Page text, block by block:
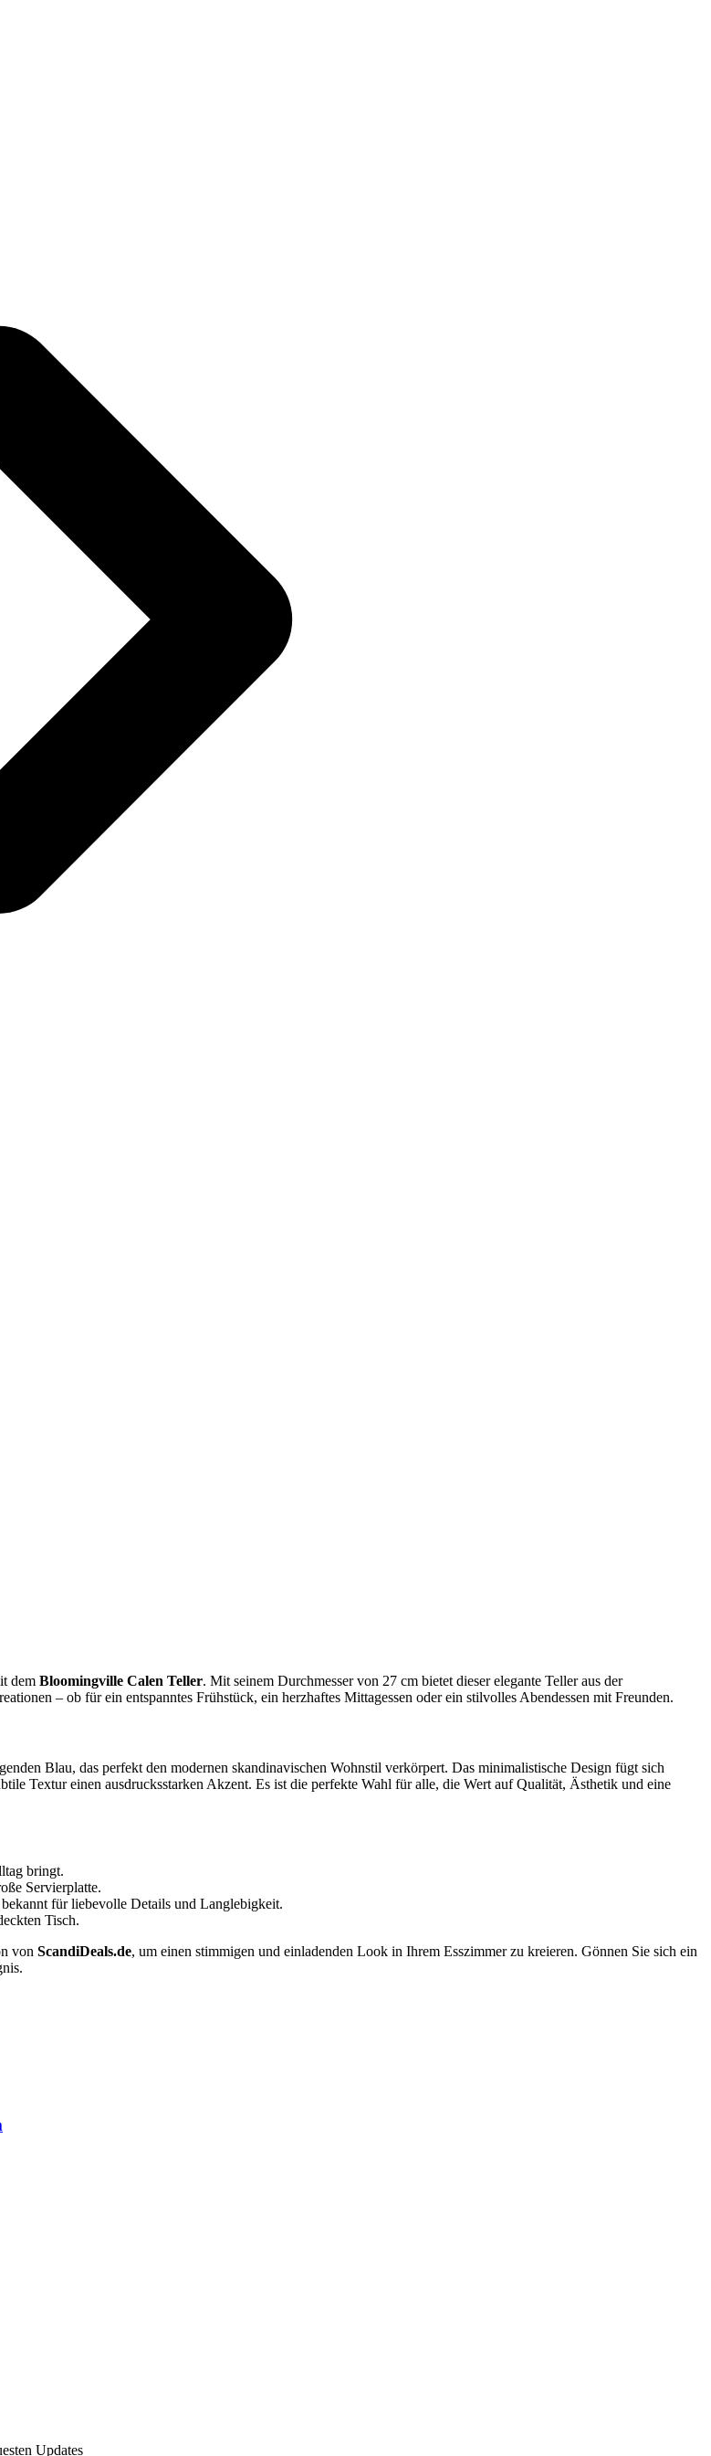
dem Bloomingville Calen Teller. Mit seinem Durchmesser von 27 cm bietet dieser elegante Teller aus der
– ob für ein entspanntes Frühstück, ein herzhaftes Mittagessen oder ein stilvolles Abendessen mit Freunden.
Blau, das perfekt den modernen skandinavischen Wohnstil verkörpert. Das minimalistische Design fügt sich
Textur einen ausdrucksstarken Akzent. Es ist die perfekte Wahl für alle, die Wert auf Qualität, Ästhetik und eine
bringt.
Servierplatte.
für liebevolle Details und Langlebigkeit.
Tisch.
von ScandiDeals.de, um einen stimmigen und einladenden Look in Ihrem Esszimmer zu kreieren. Gönnen Sie sich ein
Updates